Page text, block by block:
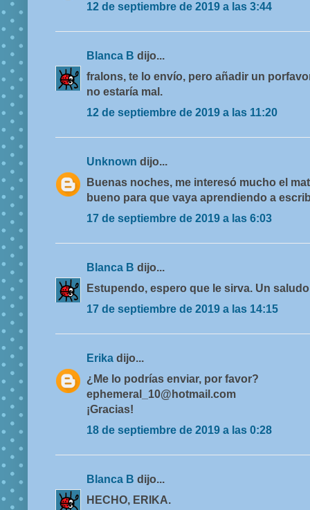
12 de septiembre de 2019 a las 3:44
Blanca B dijo...
fralons, te lo envío, pero añadir un
no estaría mal.
12 de septiembre de 2019 a las 11:20
Unknown dijo...
Buenas noches, me interesó mucho el
bueno para que vaya aprendiendo a
17 de septiembre de 2019 a las 6:03
Blanca B dijo...
Estupendo, espero que le sirva. Un
17 de septiembre de 2019 a las 14:15
Erika dijo...
¿Me lo podrías enviar, por favor?
ephemeral_10@hotmail.com
¡Gracias!
18 de septiembre de 2019 a las 0:28
Blanca B dijo...
HECHO, ERIKA.